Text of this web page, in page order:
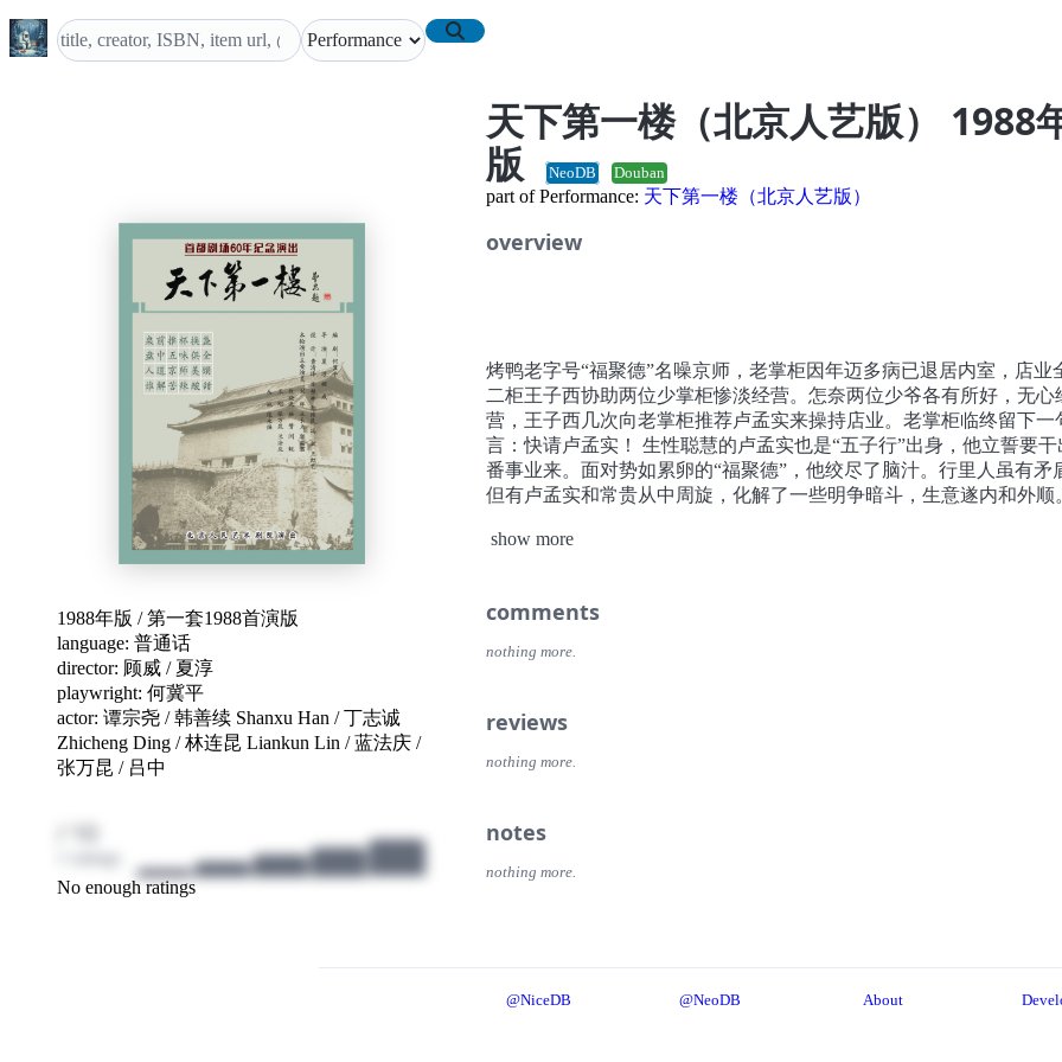
天下第一楼（北京人艺版） 1988
版
NeoDB
Douban
1988年版 /第一套1988首演版
language: 普通话
director: 顾威 / 夏淳
playwright: 何冀平
actor: 谭宗尧 /韩善续 Shanxu Han /丁志诚
Zhicheng Ding /林连昆 Liankun Lin /蓝法庆 /
张万昆 / 吕中
/ 10
No enough ratings
part of Performance: 天下第一楼（北京人艺版）
overview
烤鸭老字号“福聚德”名噪京师，老掌柜因年迈多病已退居内室，店业
二柜王子西协助两位少掌柜惨淡经营。怎奈两位少爷各有所好，无心
营，王子西几次向老掌柜推荐卢孟实来操持店业。老掌柜临终留下一
言：快请卢孟实！ 生性聪慧的卢孟实也是“五子行”出身，他立誓要干
番事业来。面对势如累卵的“福聚德”，他绞尽了脑汁。行里人虽有矛
但有卢孟实和常贵从中周旋，化解了一些明争暗斗，生意遂内和外顺
言蜚语的怂恿下，与卢孟实争起了东主财权。卢孟实面对辛苦创下的“
show more
comments
nothing more.
reviews
nothing more.
notes
nothing more.
@NiceDB @NeoDB About